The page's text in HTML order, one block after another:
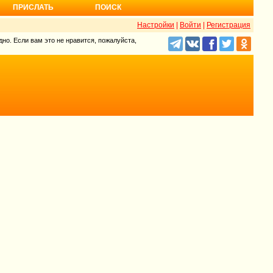
ПРИСЛАТЬ ПОИСК
Настройки Войти Регистрация
Если вам это не нравится, пожалуйста,